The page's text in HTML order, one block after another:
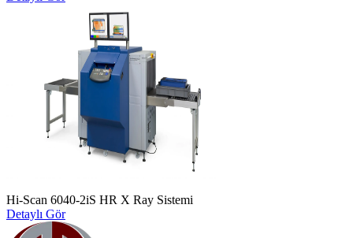
Hi-Scan 6040-2iS HR X Ray Sistemi
Detaylı Gör